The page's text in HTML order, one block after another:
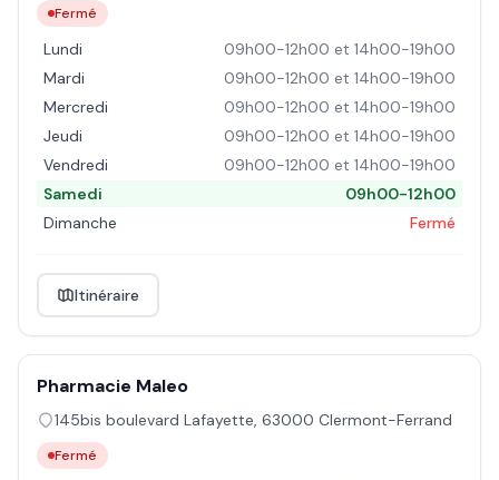
Fermé
Lundi
09h00-12h00 et 14h00-19h00
Mardi
09h00-12h00 et 14h00-19h00
Mercredi
09h00-12h00 et 14h00-19h00
Jeudi
09h00-12h00 et 14h00-19h00
Vendredi
09h00-12h00 et 14h00-19h00
Samedi
09h00-12h00
Dimanche
Fermé
Itinéraire
Pharmacie Maleo
145bis boulevard Lafayette, 63000 Clermont-Ferrand
Fermé